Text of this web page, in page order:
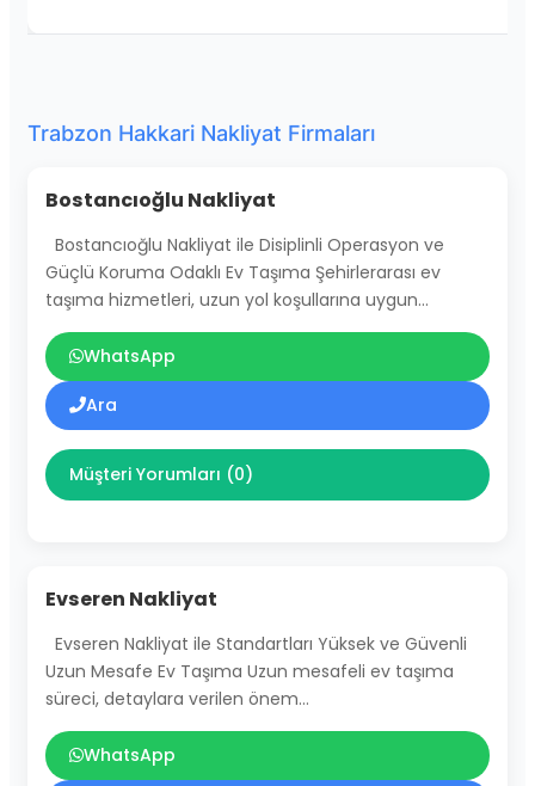
Trabzon Hakkari Nakliyat Firmaları
Bostancıoğlu Nakliyat
Bostancıoğlu Nakliyat ile Disiplinli Operasyon ve
Güçlü Koruma Odaklı Ev Taşıma Şehirlerarası ev
taşıma hizmetleri, uzun yol koşullarına uygun…
WhatsApp
Ara
Müşteri Yorumları (0)
Evseren Nakliyat
Evseren Nakliyat ile Standartları Yüksek ve Güvenli
Uzun Mesafe Ev Taşıma Uzun mesafeli ev taşıma
süreci, detaylara verilen önem…
WhatsApp